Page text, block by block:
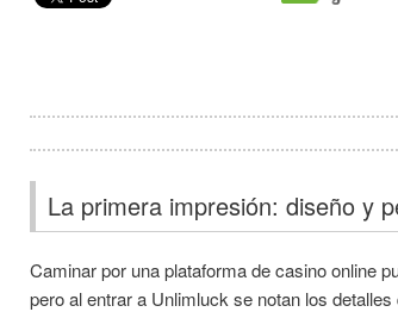
La primera impresión: diseño y
Caminar por una plataforma de casino online
pero al entrar a Unlimluck se notan los